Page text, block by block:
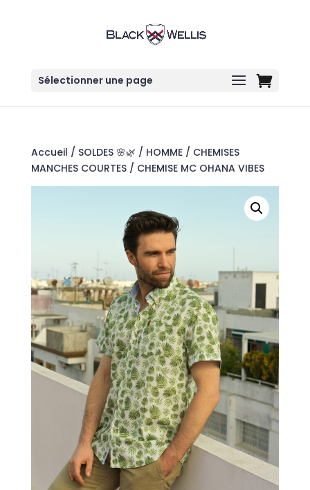
Sélectionner une page
Accueil / SOLDES 🌸🌿 / HOMME/ CHEMISES
MANCHES COURTES/ CHEMISE MC OHANA VIBES